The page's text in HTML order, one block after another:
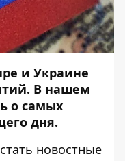
и Украине
В нашем
о самых
дня.
новостные